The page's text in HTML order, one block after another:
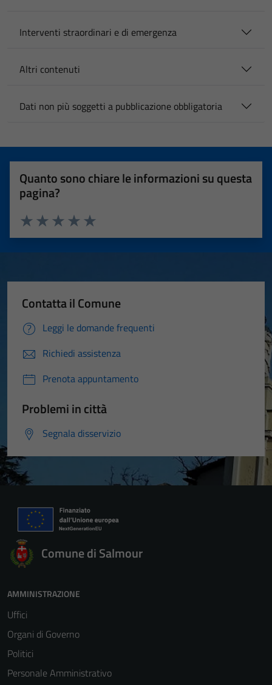
Interventi straordinari e di emergenza
Altri contenuti
Dati non più soggetti a pubblicazione obbligatoria
Quanto sono chiare le informazioni su questa
pagina?
Valuta 5 stelle su 5
Valuta 4 stelle su 5
Valuta 3 stelle su 5
Valuta 2 stelle su 5
Valuta 1 stelle su 5
Contatta il Comune
Leggi le domande frequenti
Richiedi assistenza
Prenota appuntamento
Problemi in città
Segnala disservizio
Comune di Salmour
AMMINISTRAZIONE
Uffici
Organi di Governo
Politici
Personale Amministrativo